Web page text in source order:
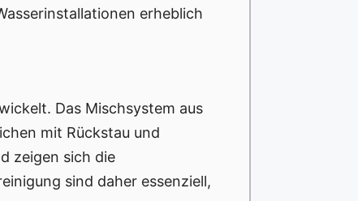
erheblich
Das Mischsystem aus
mit Rückstau und
zeigen sich die
sind daher essenziell,